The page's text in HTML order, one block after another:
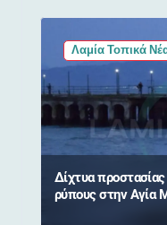
Λαμία Τοπικά
Δίχτυα
ρύπους στην Αγία